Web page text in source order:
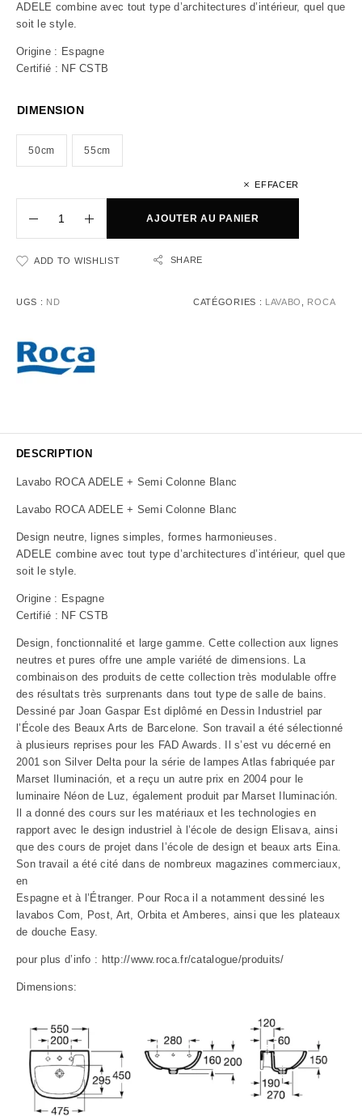
ADELE combine avec tout type d’architectures d’intérieur, quel que
soit le style.
Origine : Espagne
Certifié : NF CSTB
DIMENSION
50cm 55cm
EFFACER
AJOUTER AU PANIER
ADD TO WISHLIST SHARE
UGS : ND CATÉGORIES : LAVABO ROCA
DESCRIPTION
Lavabo ROCA ADELE + Semi Colonne Blanc
Lavabo ROCA ADELE + Semi Colonne Blanc
Design neutre, lignes simples, formes harmonieuses.
ADELE combine avec tout type d’architectures d’intérieur, quel que
soit le style.
Origine : Espagne
Certifié : NF CSTB
Design, fonctionnalité et large gamme. Cette collection aux lignes
neutres et pures offre une ample variété de dimensions. La
combinaison des produits de cette collection très modulable offre
des résultats très surprenants dans tout type de salle de bains.
Dessiné par Joan Gaspar Est diplômé en Dessin Industriel par
l’École des Beaux Arts de Barcelone. Son travail a été sélectionné
à plusieurs reprises pour les FAD Awards. Il s’est vu décerné en
2001 son Silver Delta pour la série de lampes Atlas fabriquée par
Marset Iluminación, et a reçu un autre prix en 2004 pour le
luminaire Néon de Luz, également produit par Marset Iluminación.
Il a donné des cours sur les matériaux et les technologies en
rapport avec le design industriel à l’école de design Elisava, ainsi
que des cours de projet dans l’école de design et beaux arts Eina.
Son travail a été cité dans de nombreux magazines commerciaux,
en
Espagne et à l’Étranger. Pour Roca il a notamment dessiné les
lavabos Com, Post, Art, Orbita et Amberes, ainsi que les plateaux
de douche Easy.
pour plus d’info : http://www.roca.fr/catalogue/produits/
Dimensions: